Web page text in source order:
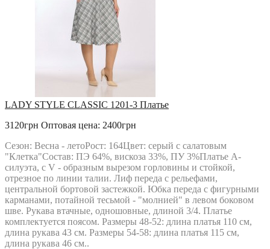
LADY STYLE CLASSIC 1201-3 Платье
3120грн Оптовая цена: 2400грн
Сезон: Весна - летоРост: 164Цвет: серый с салатовым
"Клетка"Состав: ПЭ 64%, вискоза 33%, ПУ 3%Платье А-
силуэта, с V - образным вырезом горловины и стойкой,
отрезное по линии талии. Лиф переда с рельефами,
центральной бортовой застежкой. Юбка переда с фигурными
карманами, потайной тесьмой - "молнией" в левом боковом
шве. Рукава втачные, одношовные, длиной 3/4. Платье
комплектуется поясом. Размеры 48-52: длина платья 110 см,
длина рукава 43 см. Размеры 54-58: длина платья 115 см,
длина рукава 46 см..